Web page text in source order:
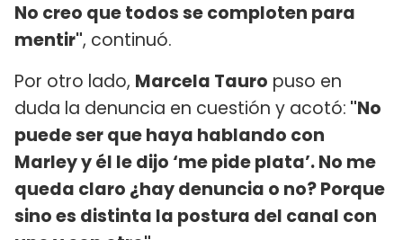
No creo que todos se comploten para
mentir", continuó.
Por otro lado, Marcela Tauro puso en
duda la denuncia en cuestión y acotó: "No
puede ser que haya hablando con
Marley y él le dijo ‘me pide plata’. No me
queda claro ¿hay denuncia o no? Porque
sino es distinta la postura del canal con